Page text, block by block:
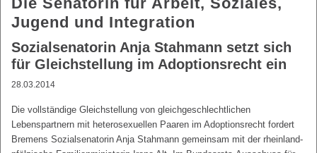
Jugend und Integration
Sozialsenatorin Anja Stahmann setzt sich
für Gleichstellung im Adoptionsrecht ein
28.03.2014
Die vollständige Gleichstellung von gleichgeschlechtlichen
Lebenspartnern mit heterosexuellen Paaren im Adoptionsrecht fordert
Bremens Sozialsenatorin Anja Stahmann gemeinsam mit der rheinland-